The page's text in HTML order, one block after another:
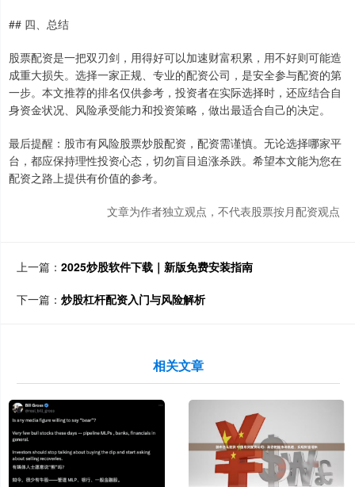
## 四、总结
股票配资是一把双刃剑，用得好可以加速财富积累，用不好则可能造
成重大损失。选择一家正规、专业的配资公司，是安全参与配资的第
一步。本文推荐的排名仅供参考，投资者在实际选择时，还应结合自
身资金状况、风险承受能力和投资策略，做出最适合自己的决定。
最后提醒：股市有风险股票炒股配资，配资需谨慎。无论选择哪家平
台，都应保持理性投资心态，切勿盲目追涨杀跌。希望本文能为您在
配资之路上提供有价值的参考。
文章为作者独立观点，不代表股票按月配资观点
上一篇： 2025炒股软件下载｜新版免费安装指南
下一篇： 炒股杠杆配资入门与风险解析
相关文章